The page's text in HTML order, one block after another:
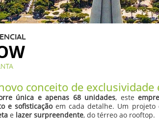
conceito de exclusividade
única e apenas 68 unidades, este
e sofisticaçãoem cada detalhe. Um projeto
e lazer surpreendente, do térreo ao rooftop.